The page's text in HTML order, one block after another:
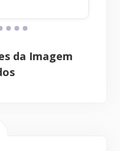
da Imagem